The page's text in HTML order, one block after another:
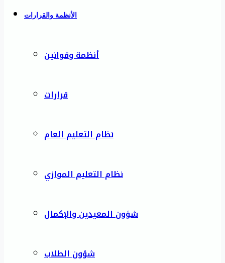
الأنظمة والقرارات
أنظمة وقوانين
قرارات
نظام التعليم العام
نظام التعليم الموازي
شؤون المعيدين والإكمال
شؤون الطلاب